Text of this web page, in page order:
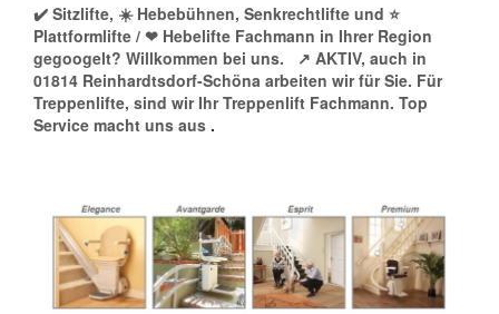
✔️ Sitzlifte, ☀️ Hebebühnen, Senkrechtlifte und ⭐
Plattformlifte / ❤ Hebelifte Fachmann in Ihrer Region
gegoogelt? Willkommen bei uns.
↗️ AKTIV, auch in
01814 Reinhardtsdorf-Schöna arbeiten wir für Sie. Für
Treppenlifte, sind wir Ihr Treppenlift Fachmann. Top
Service macht uns aus .